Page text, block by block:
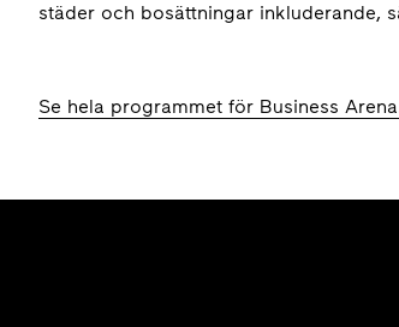
städer och bosättningar inkluderande,
Se hela programmet för Business